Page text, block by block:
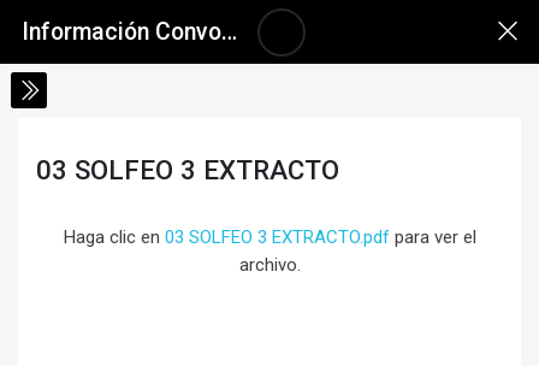
Información Convocatoria a Inscripciones 2026
03 SOLFEO 3 EXTRACTO
Haga clic en 03 SOLFEO 3 EXTRACTO.pdfpara ver el
archivo.